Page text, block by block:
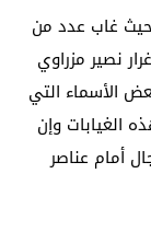
غاب عدد من
نصير مزراوي
الأسماء التي
الغيابات وإن
أمام عناصر